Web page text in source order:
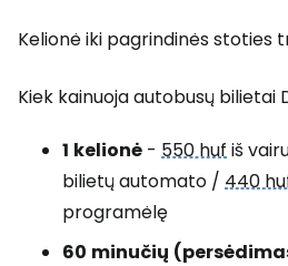
Kelionė iki pagrindinės stoties
Kiek kainuoja autobusų bilietai
1 kelionė - 550 hufiš
bilietų automato / 440
programėlę
60 minučių